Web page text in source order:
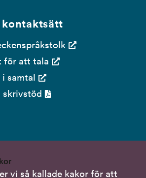
vi så kallade kakor för att
för att tala
samtal
skrivstöd